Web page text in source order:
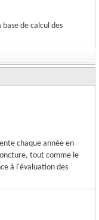
de calcul des
chaque année en
tout comme le
à l'évaluation des